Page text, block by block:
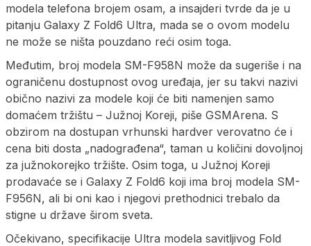
modela telefona brojem osam, a insajderi tvrde da je u
pitanju Galaxy Z Fold6 Ultra, mada se o ovom modelu
ne može se ništa pouzdano reći osim toga.
Međutim, broj modela SM-F958N može da sugeriše i na
ograničenu dostupnost ovog uređaja, jer su takvi nazivi
obično nazivi za modele koji će biti namenjen samo
domaćem tržištu – Južnoj Koreji, piše GSMArena. S
obzirom na dostupan vrhunski hardver verovatno će i
cena biti dosta „nadograđena“, taman u količini dovoljnoj
za južnokorejko tržište. Osim toga, u Južnoj Koreji
prodavaće se i Galaxy Z Fold6 koji ima broj modela SM-
F956N, ali bi oni kao i njegovi prethodnici trebalo da
stigne u države širom sveta.
Očekivano, specifikacije Ultra modela savitljivog Fold